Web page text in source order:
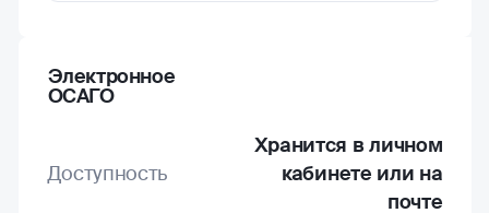
Электронное
ОСАГО
Доступность
Хранится в личном
кабинете или на
почте